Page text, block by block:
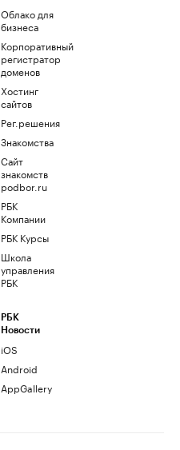
Облако для
бизнеса
Корпоративный
регистратор
доменов
Хостинг
сайтов
Рег.решения
Знакомства
Сайт
знакомств
podbor.ru
РБК
Компании
РБК Курсы
Школа
управления
РБК
РБК
Новости
iOS
Android
AppGallery